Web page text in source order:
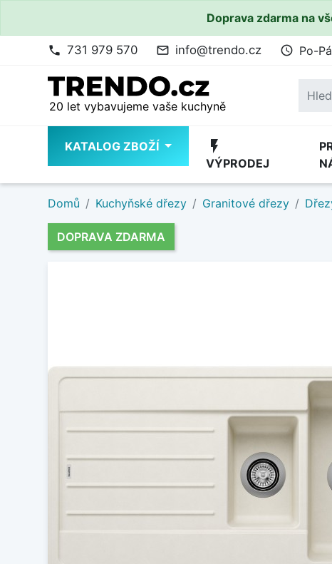
Doprava zdarma na
phone 731 979 570 mail_outline info@trendo.cz access_time Po-
20 let vybavujeme vaše kuchyně
KATALOG ZBOŽÍ flash_on
VÝPRODEJ
Domů Kuchyňské dřezy Granitové dřezy
DOPRAVA ZDARMA